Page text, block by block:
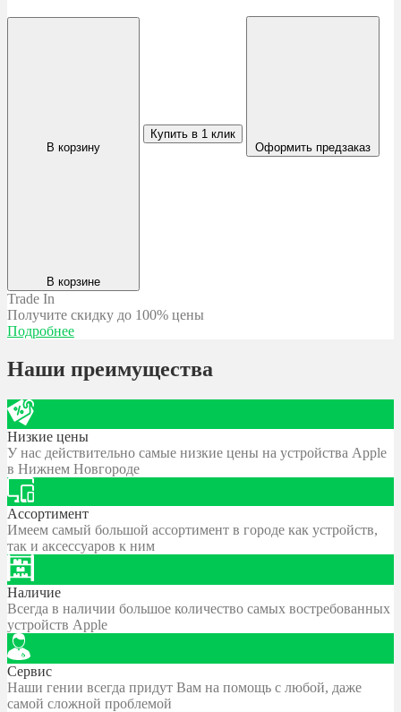
В корзину
В корзине
Купить в 1 клик
Оформить предзаказ
Trade In
Получите скидку до 100% цены
Подробнее
Наши преимущества
Низкие цены
У нас действительно самые низкие цены на устройства Apple
в Нижнем Новгороде
Ассортимент
Имеем самый большой ассортимент в городе как устройств,
так и аксессуаров к ним
Наличие
Всегда в наличии большое количество самых востребованных
устройств Apple
Сервис
Наши гении всегда придут Вам на помощь с любой, даже
самой сложной проблемой